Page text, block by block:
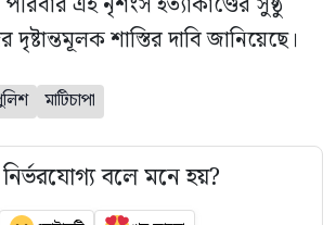
শাস্তির দাবি জানিয়েছে।
মাটিচাপা
বলে মনে হয়?